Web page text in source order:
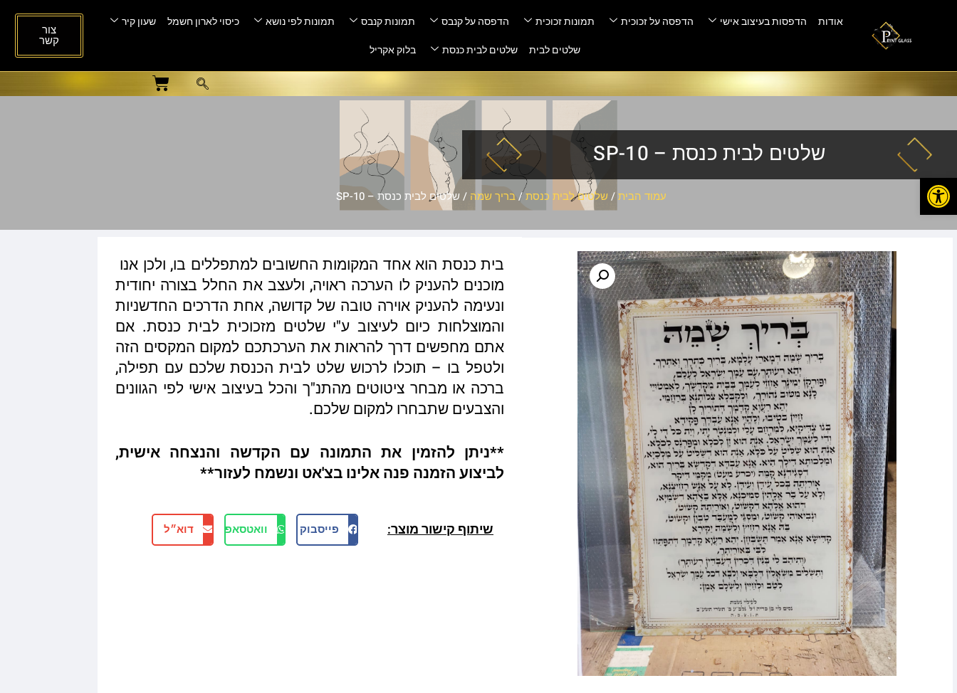
פתח סרגל נגישות
אודות הדפסות בעיצוב אישי הדפסה על זכוכית תמונות זכוכית הדפסה על קנבס תמונות קנבס תמונות לפי נושא כיסוי לארון חשמל
שעון קיר
שלטים לבית
שלטים לבית כנסת בלוק אקריל
צור
קשר
שלטים לבית כנסת – SP-10
עמוד הבית/שלטים לבית כנסת/בריך שמה / שלטים לבית כנסת – SP-10
בית כנסת הוא אחד המקומות החשובים למתפללים בו, ולכן אנו
מוכנים להעניק לו הערכה ראויה, ולעצב את החלל בצורה יחודית
ונעימה להעניק אוירה טובה של קדושה, אחת הדרכים החדשניות
והמוצלחות כיום לעיצוב ע"י שלטים מזכוכית לבית כנסת. אם
אתם מחפשים דרך להראות את הערכתכם למקום המקסים הזה
ולטפל בו – תוכלו לרכוש שלט לבית הכנסת שלכם עם תפילה,
ברכה או מבחר ציטוטים מהתנ"ך והכל בעיצוב אישי לפי הגוונים
והצבעים שתבחרו למקום שלכם.
**ניתן להזמין את התמונה עם הקדשה והנצחה אישית,
לביצוע הזמנה פנה אלינו בצ'אט ונשמח לעזור**
שיתוף קישור מוצר: פייסבוק וואטסאפ דוא״ל